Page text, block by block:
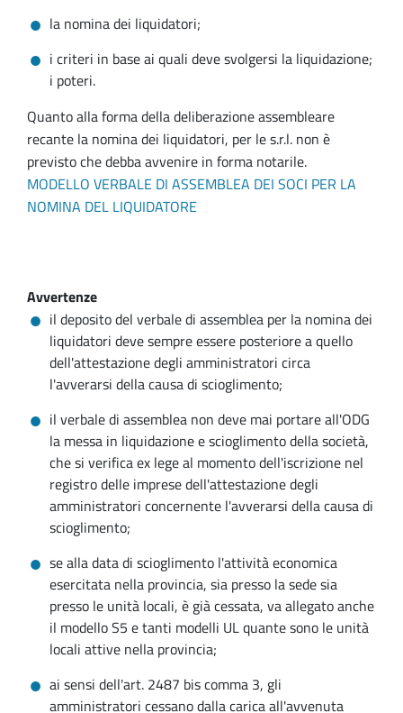
la nomina dei liquidatori;
i criteri in base ai quali deve svolgersi la liquidazione;
i poteri.
Quanto alla forma della deliberazione assembleare
recante la nomina dei liquidatori, per le s.r.l. non è
previsto che debba avvenire in forma notarile.
MODELLO VERBALE DI ASSEMBLEA DEI SOCI PER LA
NOMINA DEL LIQUIDATORE
Avvertenze
il deposito del verbale di assemblea per la nomina dei
liquidatori deve sempre essere posteriore a quello
dell'attestazione degli amministratori circa
l'avverarsi della causa di scioglimento;
il verbale di assemblea non deve mai portare all'ODG
la messa in liquidazione e scioglimento della società,
che si verifica ex lege al momento dell'iscrizione nel
registro delle imprese dell'attestazione degli
amministratori concernente l'avverarsi della causa di
scioglimento;
se alla data di scioglimento l'attività economica
esercitata nella provincia, sia presso la sede sia
presso le unità locali, è già cessata, va allegato anche
il modello S5 e tanti modelli UL quante sono le unità
locali attive nella provincia;
ai sensi dell'art. 2487 bis comma 3, gli
amministratori cessano dalla carica all'avvenuta